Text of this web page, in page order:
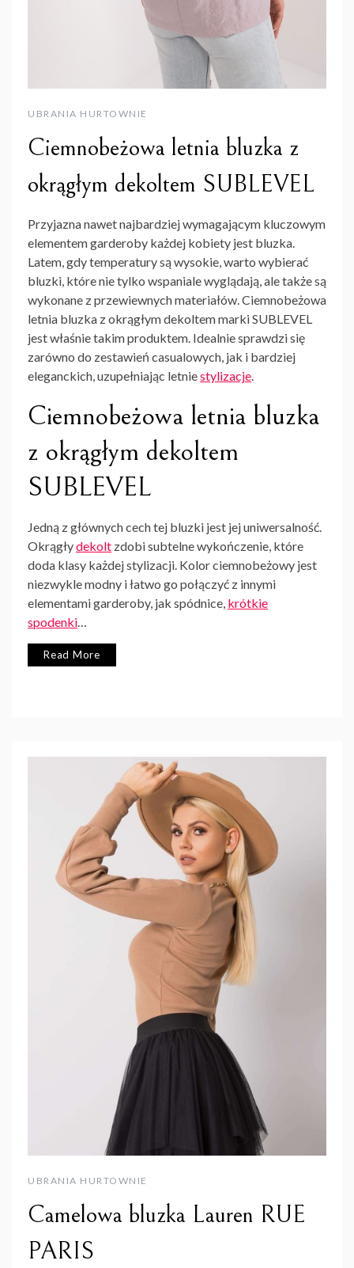
UBRANIA HURTOWNIE
Ciemnobeżowa letnia bluzka z
okrągłym dekoltem SUBLEVEL
Przyjazna nawet najbardziej wymagającym kluczowym
elementem garderoby każdej kobiety jest bluzka.
Latem, gdy temperatury są wysokie, warto wybierać
bluzki, które nie tylko wspaniale wyglądają, ale także są
wykonane z przewiewnych materiałów. Ciemnobeżowa
letnia bluzka z okrągłym dekoltem marki SUBLEVEL
jest właśnie takim produktem. Idealnie sprawdzi się
zarówno do zestawień casualowych, jak i bardziej
eleganckich, uzupełniając letniestylizacje.
Ciemnobeżowa letnia bluzka
z okrągłym dekoltem
SUBLEVEL
Jedną z głównych cech tej bluzki jest jej uniwersalność.
Okrągłydekolt zdobi subtelne wykończenie, które
doda klasy każdej stylizacji. Kolor ciemnobeżowy jest
niezwykle modny i łatwo go połączyć z innymi
elementami garderoby, jak spódnice, krótkie
spodenki…
Read More
UBRANIA HURTOWNIE
Camelowa bluzka Lauren RUE
PARIS